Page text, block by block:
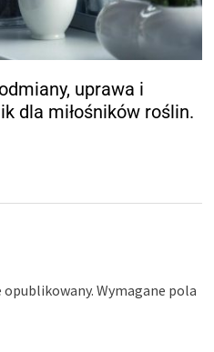
uprawa i
dla miłośników roślin.
opublikowany. Wymagane pola